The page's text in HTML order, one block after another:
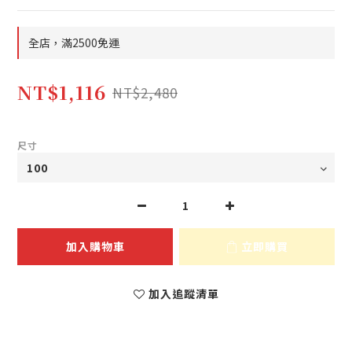
全店，滿2500免運
NT$1,116 NT$2,480
尺寸
加入購物車 立即購買
加入追蹤清單